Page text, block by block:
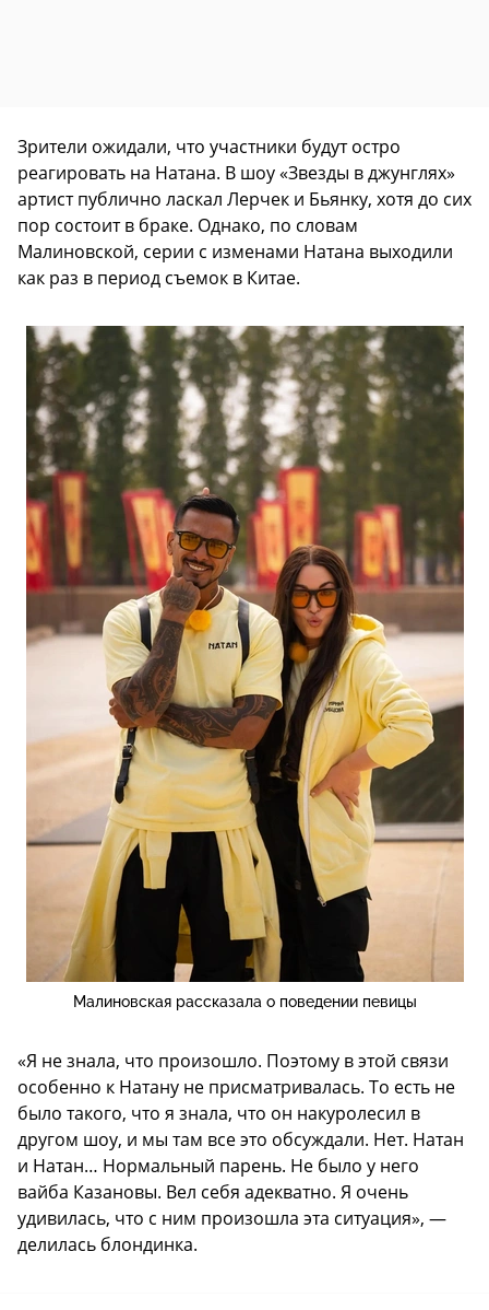
Зрители ожидали, что участники будут остро
реагировать на Натана. В шоу «Звезды в джунглях»
артист публично ласкал Лерчек и Бьянку, хотя до сих
пор состоит в браке. Однако, по словам
Малиновской, серии с изменами Натана выходили
как раз в период съемок в Китае.
Малиновская рассказала о поведении певицы
«Я не знала, что произошло. Поэтому в этой связи
особенно к Натану не присматривалась. То есть не
было такого, что я знала, что он накуролесил в
другом шоу, и мы там все это обсуждали. Нет. Натан
и Натан… Нормальный парень. Не было у него
вайба Казановы. Вел себя адекватно. Я очень
удивилась, что с ним произошла эта ситуация», —
делилась блондинка.